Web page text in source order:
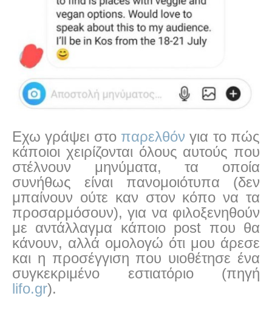
Εχω γράψει στο παρελθόν για το πώς
κάποιοι χειρίζονται όλους αυτούς που
στέλνουν μηνύματα, τα οποία
συνήθως είναι πανομοιότυπα (δεν
μπαίνουν ούτε καν στον κόπο να τα
προσαρμόσουν), για να φιλοξενηθούν
με αντάλλαγμα κάποιο post που θα
κάνουν, αλλά ομολογώ ότι μου άρεσε
και η προσέγγιση που υιοθέτησε ένα
συγκεκριμένο εστιατόριο (πηγή
lifo.gr).